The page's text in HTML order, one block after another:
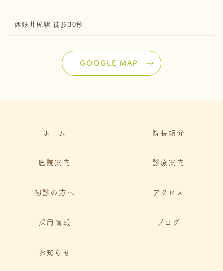
西鉄井尻駅 徒歩30秒
GOOGLE MAP
ホーム 院長紹介
医院案内 診療案内
初診の方へ アクセス
採用情報 ブログ
お知らせ